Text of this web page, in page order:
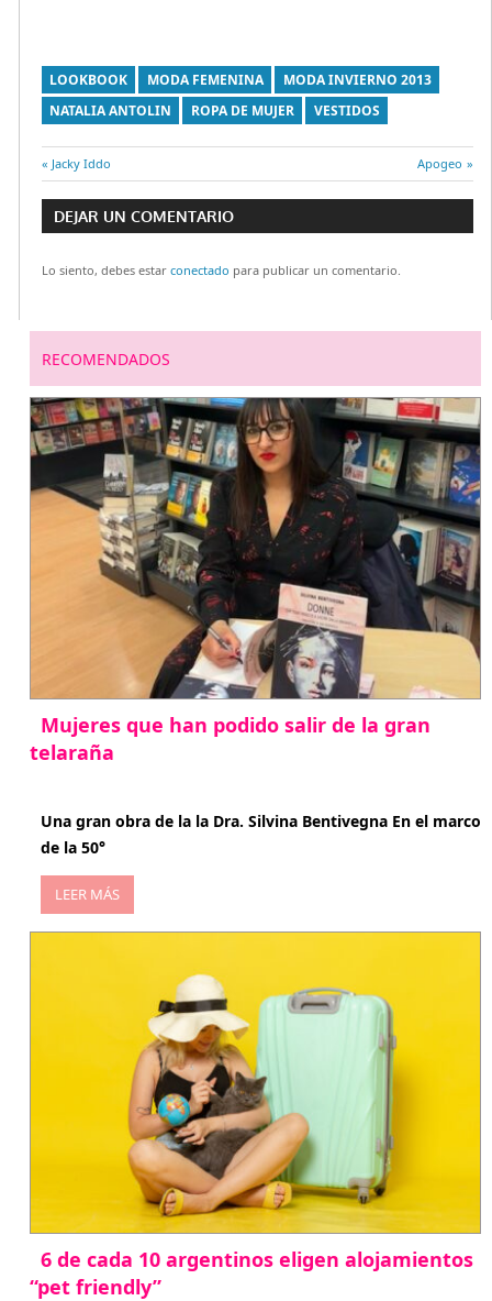
LOOKBOOK MODA FEMENINA
MODA INVIERNO 2013
NATALIA ANTOLIN
ROPA DE MUJER VESTIDOS
Navegación
de
entradas
Entrada
anterior:
Jacky Iddo
Entrada
siguiente:
Apogeo
DEJAR UN COMENTARIO
Lo siento, debes estar conectado para publicar un comentario.
RECOMENDADOS
Mujeres que han podido salir de la gran
telaraña
Una gran obra de la la Dra. Silvina Bentivegna En el marco
de la 50°
LEER MÁS
6 de cada 10 argentinos eligen alojamientos
“pet friendly”